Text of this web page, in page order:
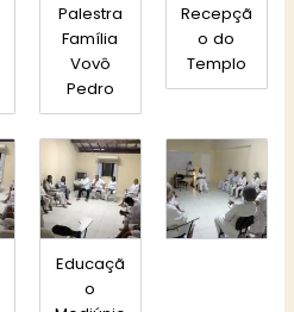
Palestra
Família
Vovô
Pedro
Recepçã
o do
Templo
Educaçã
o